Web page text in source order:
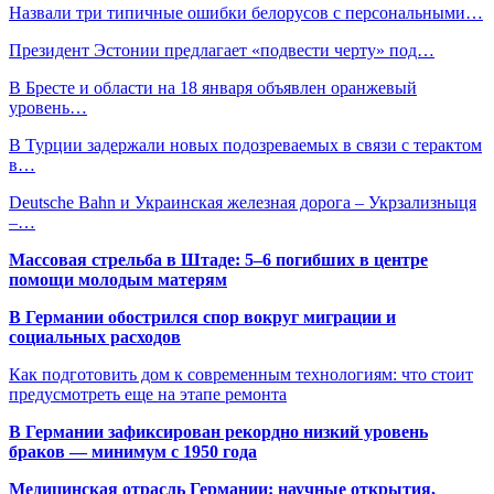
Назвали три типичные ошибки белорусов с персональными…
Президент Эстонии предлагает «подвести черту» под…
В Бресте и области на 18 января объявлен оранжевый
уровень…
В Турции задержали новых подозреваемых в связи с терактом
в…
Deutsche Bahn и Украинская железная дорога – Укрзализныця
–…
Массовая стрельба в Штаде: 5–6 погибших в центре
помощи молодым матерям
В Германии обострился спор вокруг миграции и
социальных расходов
Как подготовить дом к современным технологиям: что стоит
предусмотреть еще на этапе ремонта
В Германии зафиксирован рекордно низкий уровень
браков — минимум с 1950 года
Медицинская отрасль Германии: научные открытия,